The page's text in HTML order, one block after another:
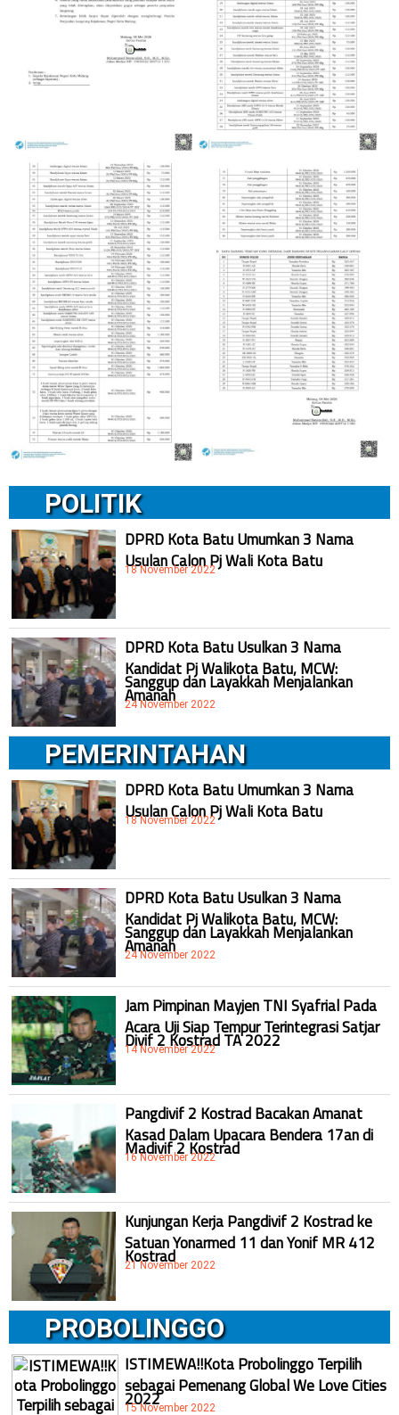
POLITIK
DPRD Kota Batu Umumkan 3 Nama
Usulan Calon Pj Wali Kota Batu
18 November 2022
DPRD Kota Batu Usulkan 3 Nama
Kandidat Pj Walikota Batu, MCW:
Sanggup dan Layakkah Menjalankan
Amanah
24 November 2022
PEMERINTAHAN
DPRD Kota Batu Umumkan 3 Nama
Usulan Calon Pj Wali Kota Batu
18 November 2022
DPRD Kota Batu Usulkan 3 Nama
Kandidat Pj Walikota Batu, MCW:
Sanggup dan Layakkah Menjalankan
Amanah
24 November 2022
Jam Pimpinan Mayjen TNI Syafrial Pada
Acara Uji Siap Tempur Terintegrasi Satjar
Divif 2 Kostrad TA 2022
14 November 2022
Pangdivif 2 Kostrad Bacakan Amanat
Kasad Dalam Upacara Bendera 17an di
Madivif 2 Kostrad
16 November 2022
Kunjungan Kerja Pangdivif 2 Kostrad ke
Satuan Yonarmed 11 dan Yonif MR 412
Kostrad
21 November 2022
PROBOLINGGO
ISTIMEWA!!Kota Probolinggo Terpilih
sebagai Pemenang Global We Love Cities
2022
15 November 2022